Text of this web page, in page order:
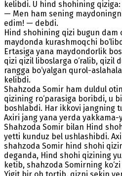
kelibdi. U hind shohining qiziga:
— Men ham sening
edim! — debdi.
Hind shohining qizi bugun dam
maydonda kurashmoqchi
Ertasiga yana maydondorlik
qizi qizil liboslarga o‘ralib, qizil
rangga bo‘yalgan qurol-
kelibdi.
Shahzoda Somir ham duldul
qizining ro‘parasiga boribdi, u
boshlabdi. Har ikkovi jangning
Axiri jang yana yerda yakkama-
Shahzoda Somir bilan Hind
yetti kunduz bel ushlashibdi.
shahzoda Somir hind shohi
deganda, Hind shohi qizining
ketib, shahzoda Somirning
Yigit bir oh tortib, qizni sekin